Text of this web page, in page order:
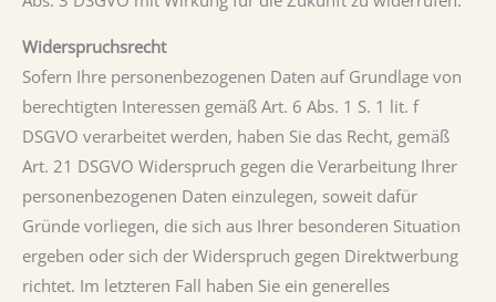
Widerspruchsrecht
Sofern Ihre personenbezogenen Daten auf Grundlage von
berechtigten Interessen gemäß Art. 6 Abs. 1 S. 1 lit. f
DSGVO verarbeitet werden, haben Sie das Recht, gemäß
Art. 21 DSGVO Widerspruch gegen die Verarbeitung Ihrer
personenbezogenen Daten einzulegen, soweit dafür
Gründe vorliegen, die sich aus Ihrer besonderen Situation
ergeben oder sich der Widerspruch gegen Direktwerbung
richtet. Im letzteren Fall haben Sie ein generelles